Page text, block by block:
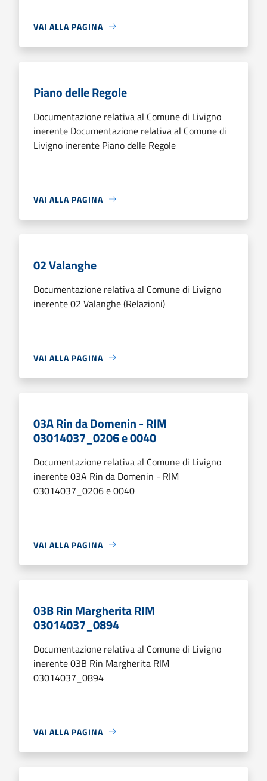
VAI ALLA PAGINA
Piano delle Regole
Documentazione relativa al Comune di Livigno
inerente Documentazione relativa al Comune di
Livigno inerente Piano delle Regole
VAI ALLA PAGINA
02 Valanghe
Documentazione relativa al Comune di Livigno
inerente 02 Valanghe (Relazioni)
VAI ALLA PAGINA
03A Rin da Domenin - RIM
03014037_0206 e 0040
Documentazione relativa al Comune di Livigno
inerente 03A Rin da Domenin - RIM
03014037_0206 e 0040
VAI ALLA PAGINA
03B Rin Margherita RIM
03014037_0894
Documentazione relativa al Comune di Livigno
inerente 03B Rin Margherita RIM
03014037_0894
VAI ALLA PAGINA